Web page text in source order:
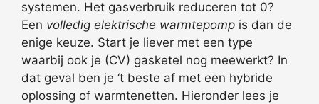
systemen. Het gasverbruik reduceren tot 0?
Een volledig elektrische warmtepomp is dan de
enige keuze. Start je liever met een type
waarbij ook je (CV) gasketel nog meewerkt? In
dat geval ben je ‘t beste af met een hybride
oplossing of warmtenetten. Hieronder lees je